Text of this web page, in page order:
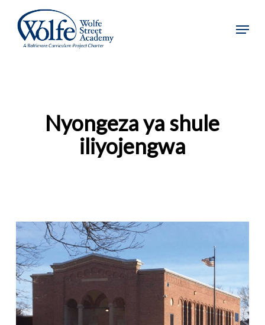
hadi
kwa
Nyongeza ya shule
iliyojengwa